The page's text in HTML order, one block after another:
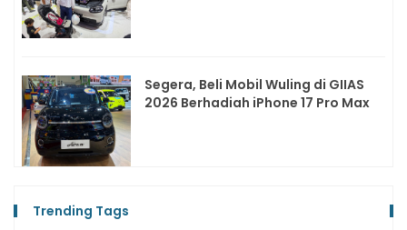
Segera, Beli Mobil Wuling di GIIAS
2026 Berhadiah iPhone 17 Pro Max
Trending Tags